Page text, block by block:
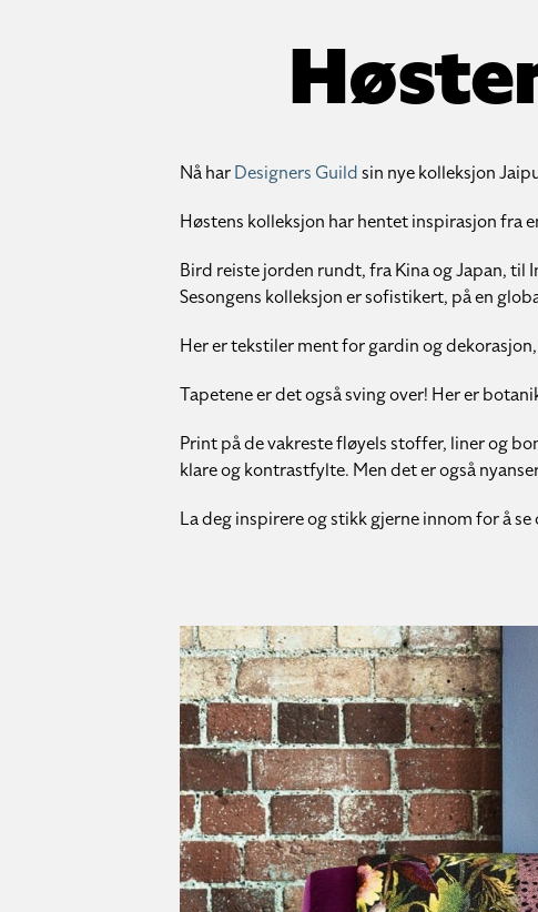
Nå harDesigners Guildsin nye kolleksjon
Høstens kolleksjon har hentet inspirasjon fra
Bird reiste jorden rundt, fra Kina og Japan, til
Sesongens kolleksjon er sofistikert, på en
Her er tekstiler ment for gardin og
Tapetene er det også sving over! Her er
Print på de vakreste fløyels stoffer, liner og
klare og kontrastfylte. Men det er også
La deg inspirere og stikk gjerne innom for å se